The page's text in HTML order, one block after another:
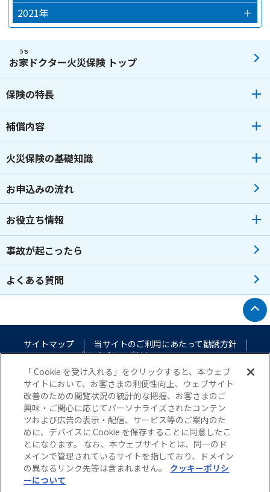
2024年02月
2023年10月
2023年07月
2023年06月
2023年05月
2023年02月
2022年12月
2022年07月
2022年06月
2022年04月
2021年
＋
2021年08月
2021年04月
お家
うち
ドクター火災保険 トップ
保険の特長
補償内容
火災保険の基礎知識
お申込みの流れ
お役立ち情報
事故が起こったら
よくある質問
サイトマップ 当サイトのご利用にあたって勧誘方針
プライバシーポリシー
（個人情報のお取扱いについて）
© Nisshin Fire & Marine Insurance Co.,Ltd. All Rights Reserved.
「 Cookie を受け入れる」をクリックすると、本ウェブ
サイトにおいて、お客さまの利便性向上、ウェブサイト
改善のための閲覧状況の統計的な把握、お客さまのご
興味・ご関心に応じてパーソナライズされたコンテン
ツおよび広告の表示・配信、サービス等のご案内のた
めに、デバイスに Cookie を保存することに同意したこ
とになります。 なお、本ウェブサイトとは、同一のド
メインで管理されているサイトを指しており、ドメイン
の異なるリンク先等は含まれません。
クッキーポリシ
ーについて